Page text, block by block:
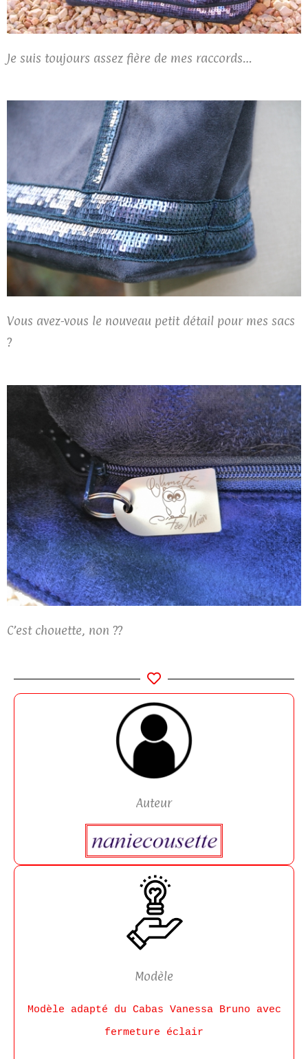
Je suis toujours assez fière de mes raccords…
Vous avez-vous le nouveau petit détail pour mes sacs
?
C’est chouette, non ??
Auteur
Modèle
Modèle adapté du Cabas Vanessa Bruno avec
fermeture éclair